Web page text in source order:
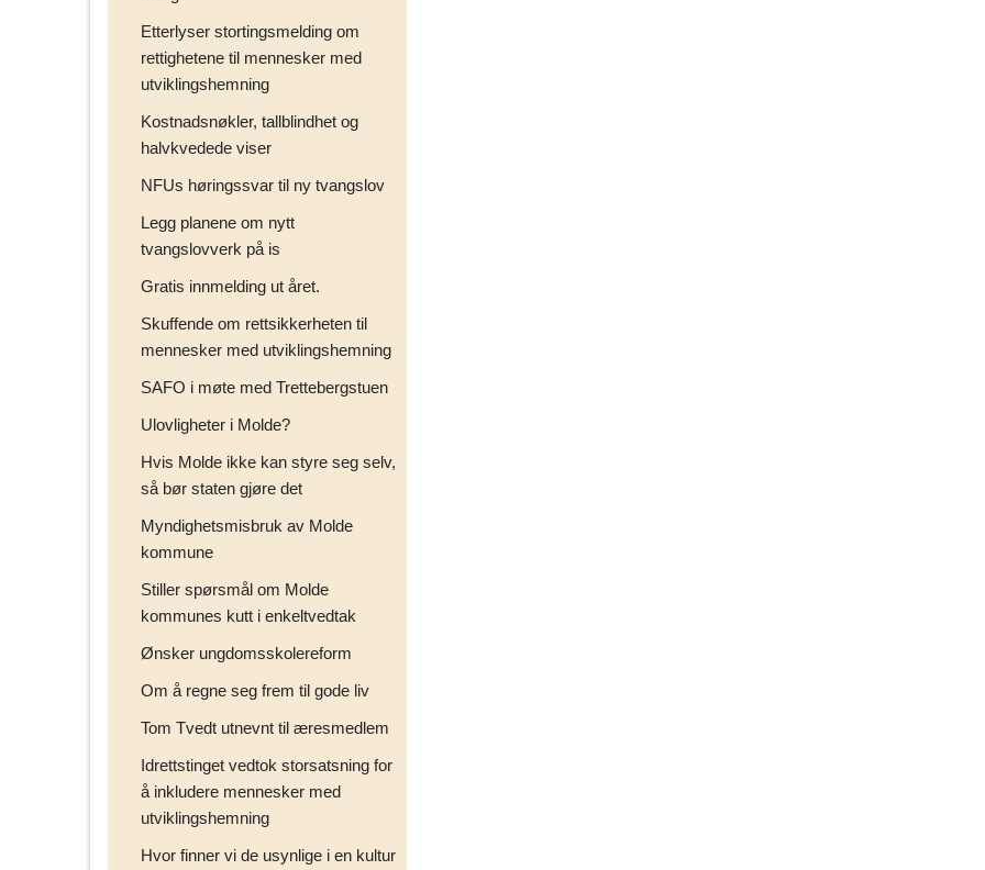
Etterlyser stortingsmelding om
rettighetene til mennesker med
utviklingshemning
Kostnadsnøkler, tallblindhet og
halvkvedede viser
NFUs høringssvar til ny tvangslov
Legg planene om nytt
tvangslovverk på is
Gratis innmelding ut året.
Skuffende om rettsikkerheten til
mennesker med utviklingshemning
SAFO i møte med Trettebergstuen
Ulovligheter i Molde?
Hvis Molde ikke kan styre seg selv,
så bør staten gjøre det
Myndighetsmisbruk av Molde
kommune
Stiller spørsmål om Molde
kommunes kutt i enkeltvedtak
Ønsker ungdomsskolereform
Om å regne seg frem til gode liv
Tom Tvedt utnevnt til æresmedlem
Idrettstinget vedtok storsatsning for
å inkludere mennesker med
utviklingshemning
Hvor finner vi de usynlige i en kultur